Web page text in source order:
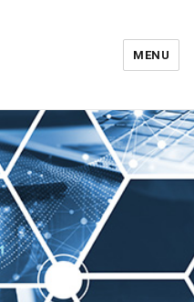
Hubert
MENU